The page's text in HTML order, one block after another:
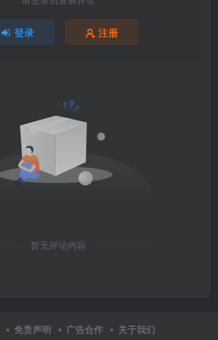
登录 注册
暂无评论内容
免责声明 广告合作 关于我们